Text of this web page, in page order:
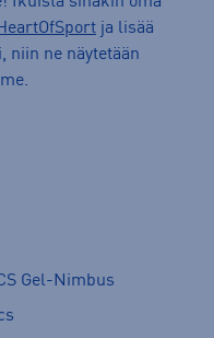
ja lisää
niin ne näytetään
Gel-Nimbus